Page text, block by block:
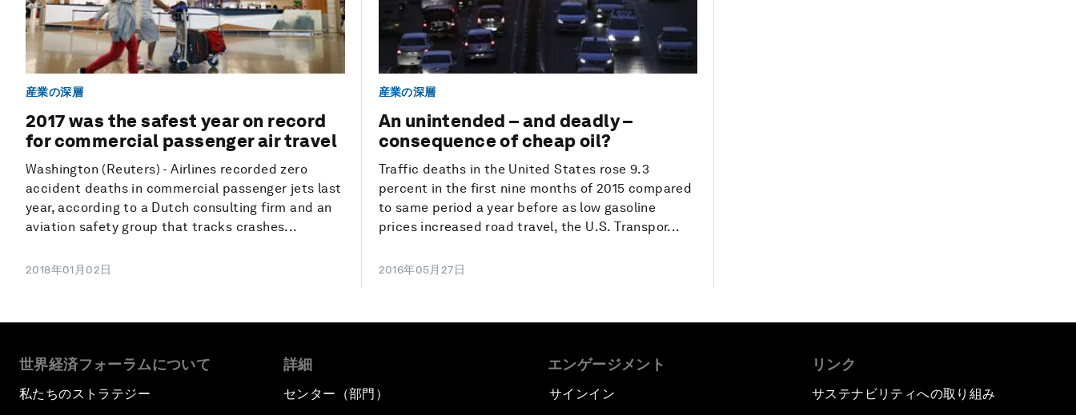
産業の深層
2017 was the safest year on record
for commercial passenger air travel
Washington (Reuters) - Airlines recorded zero
accident deaths in commercial passenger jets last
year, according to a Dutch consulting firm and an
aviation safety group that tracks crashes...
2018年01月02日
産業の深層
An unintended – and deadly –
consequence of cheap oil?
Traffic deaths in the United States rose 9.3
percent in the first nine months of 2015 compared
to same period a year before as low gasoline
prices increased road travel, the U.S. Transpor...
2016年05月27日
世界経済フォーラムについて
私たちのストラテジー
詳細
センター（部門）
エンゲージメント
サインイン
リンク
サステナビリティへの取り組み